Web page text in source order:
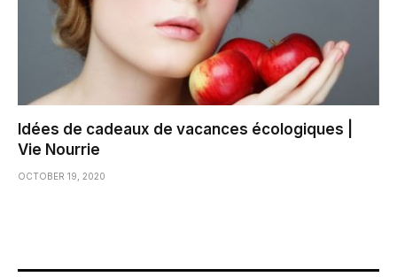
Idées de cadeaux de vacances écologiques |
Vie Nourrie
OCTOBER 19, 2020